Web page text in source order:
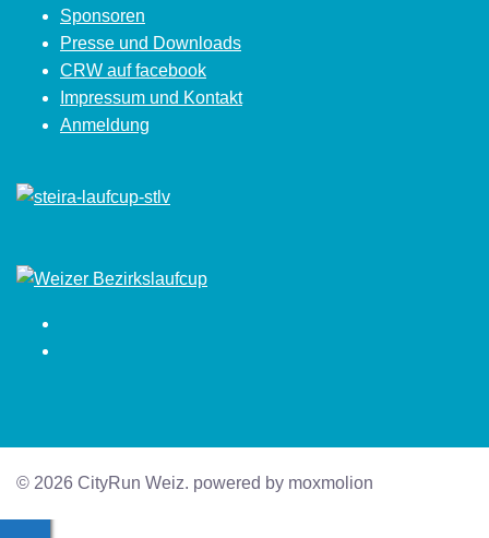
Sponsoren
Presse und Downloads
CRW auf facebook
Impressum und Kontakt
Anmeldung
© 2026 CityRun Weiz. powered by moxmolion